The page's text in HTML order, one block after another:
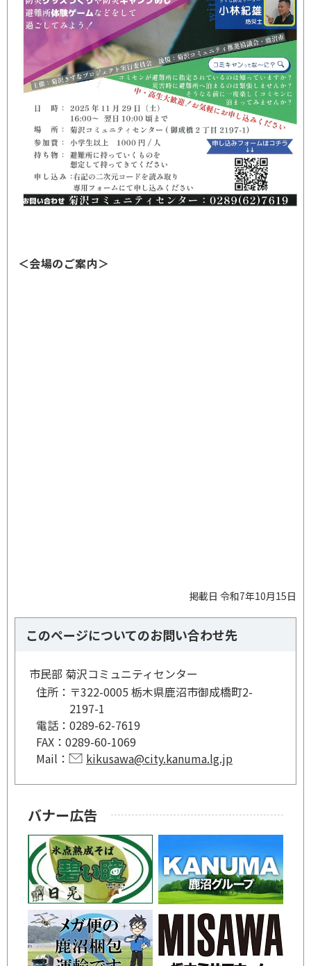
＜会場のご案内＞
掲載日 令和7年10月15日
このページについてのお問い合わせ先
市民部 菊沢コミュニティセンター
住所： 〒322-0005 栃木県鹿沼市御成橋町2-
2197-1
電話： 0289-62-7619
FAX： 0289-60-1069
Mail：
kikusawa@city.kanuma.lg.jp
バナー広告